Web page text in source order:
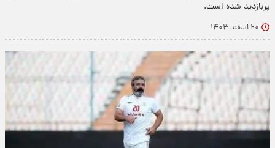
پربازدید شده است.
۲۰ اسفند ۱۴۰۳